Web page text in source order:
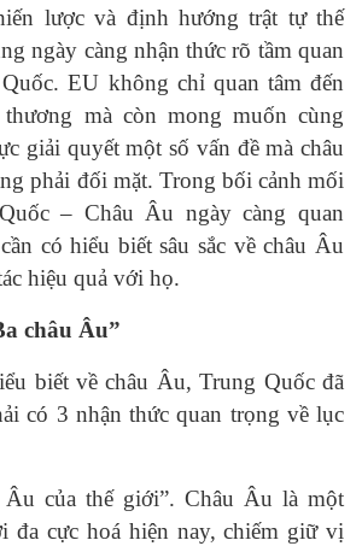
lược và định hướng trật tự thế
ngày càng nhận thức rõ tầm quan
EU không chỉ quan tâm đến
mà còn mong muốn cùng
giải quyết một số vấn đề mà châu
phải đối mặt. Trong bối cảnh mối
– Châu Âu ngày càng quan
có hiểu biết sâu sắc về châu Âu
hiệu quả với họ.
châu Âu”
biết về châu Âu, Trung Quốc đã
có 3 nhận thức quan trọng về lục
Âu của thế giới”. Châu Âu là một
đa cực hoá hiện nay, chiếm giữ vị